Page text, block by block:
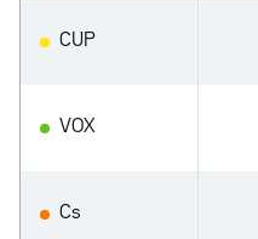
CUP
VOX
Cs